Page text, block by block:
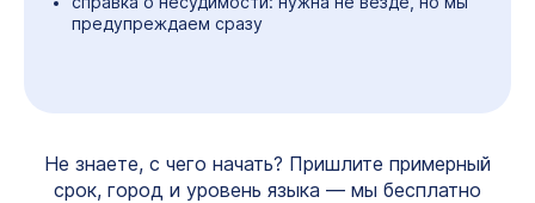
предупреждаем сразу
Не знаете, с чего начать? Пришлите примерный
срок, город и уровень языка — мы бесплатно